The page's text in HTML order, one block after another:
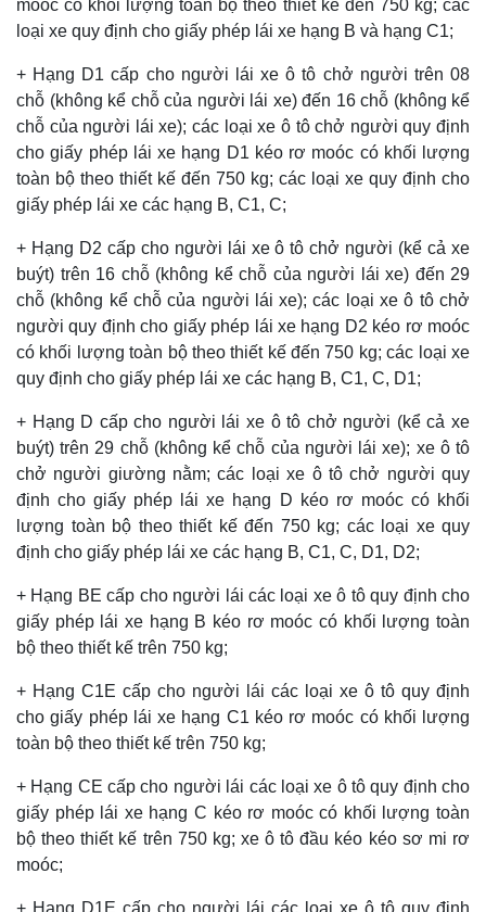
moóc có khối lượng toàn bộ theo thiết kế đến 750 kg; các
loại xe quy định cho giấy phép lái xe hạng B và hạng C1;
+ Hạng D1 cấp cho người lái xe ô tô chở người trên 08
chỗ (không kể chỗ của người lái xe) đến 16 chỗ (không kể
chỗ của người lái xe); các loại xe ô tô chở người quy định
cho giấy phép lái xe hạng D1 kéo rơ moóc có khối lượng
toàn bộ theo thiết kế đến 750 kg; các loại xe quy định cho
giấy phép lái xe các hạng B, C1, C;
+ Hạng D2 cấp cho người lái xe ô tô chở người (kể cả xe
buýt) trên 16 chỗ (không kể chỗ của người lái xe) đến 29
chỗ (không kể chỗ của người lái xe); các loại xe ô tô chở
người quy định cho giấy phép lái xe hạng D2 kéo rơ moóc
có khối lượng toàn bộ theo thiết kế đến 750 kg; các loại xe
quy định cho giấy phép lái xe các hạng B, C1, C, D1;
+ Hạng D cấp cho người lái xe ô tô chở người (kể cả xe
buýt) trên 29 chỗ (không kể chỗ của người lái xe); xe ô tô
chở người giường nằm; các loại xe ô tô chở người quy
định cho giấy phép lái xe hạng D kéo rơ moóc có khối
lượng toàn bộ theo thiết kế đến 750 kg; các loại xe quy
định cho giấy phép lái xe các hạng B, C1, C, D1, D2;
+ Hạng BE cấp cho người lái các loại xe ô tô quy định cho
giấy phép lái xe hạng B kéo rơ moóc có khối lượng toàn
bộ theo thiết kế trên 750 kg;
+ Hạng C1E cấp cho người lái các loại xe ô tô quy định
cho giấy phép lái xe hạng C1 kéo rơ moóc có khối lượng
toàn bộ theo thiết kế trên 750 kg;
+ Hạng CE cấp cho người lái các loại xe ô tô quy định cho
giấy phép lái xe hạng C kéo rơ moóc có khối lượng toàn
bộ theo thiết kế trên 750 kg; xe ô tô đầu kéo kéo sơ mi rơ
moóc;
+ Hạng D1E cấp cho người lái các loại xe ô tô quy định